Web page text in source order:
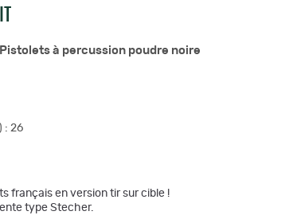
Pistolets à percussion poudre noire
: 26
français en version tir sur cible !
type Stecher.